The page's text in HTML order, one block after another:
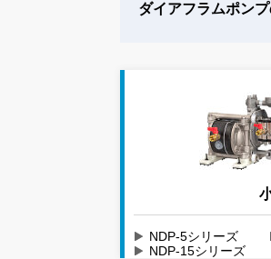
ダイアフラムポン
NDP-5シリーズ
NDP-15シリーズ